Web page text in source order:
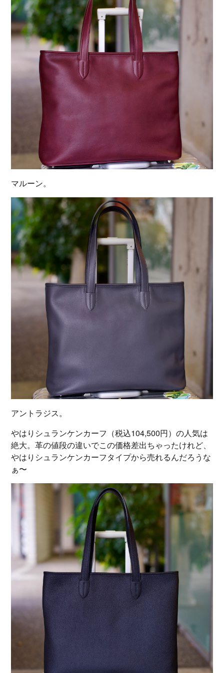
マルーン。
アントラジス。
やはりシュランケンカーフ（税込104,500円）の人気は
絶大。革の値段の違いでこの価格差出ちゃったけれど、
やはりシュランケンカーフタイプから売れるんだろうな
ぁ〜